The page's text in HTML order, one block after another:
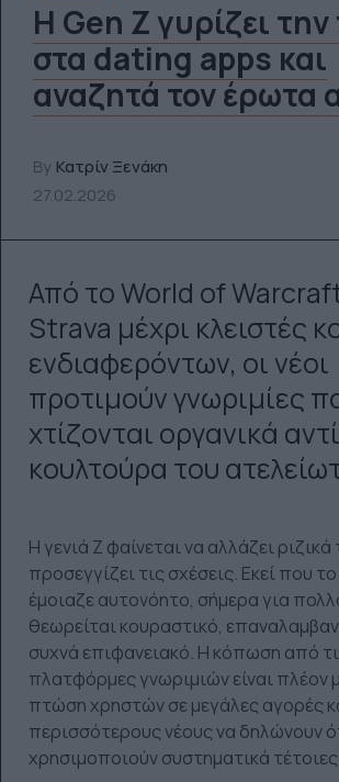
Η Gen Z γυρίζει
στα dating apps και
αναζητά τον έρωτα
By Κατρίν Ξενάκη
27.02.2026
Από το World of
Strava μέχρι κλειστές
ενδιαφερόντων, οι νέοι
προτιμούν γνωριμίες
χτίζονται οργανικά
κουλτούρα του
Η γενιά Ζ φαίνεται να αλλάζει
προσεγγίζει τις σχέσεις. Εκεί που
έμοιαζε αυτονόητο, σήμερα για
θεωρείται κουραστικό,
συχνά επιφανειακό. Η κόπωση από
πλατφόρμες γνωριμιών είναι πλέον
πτώση χρηστών σε μεγάλες αγορές
περισσότερους νέους να δηλώνουν
χρησιμοποιούν συστηματικά